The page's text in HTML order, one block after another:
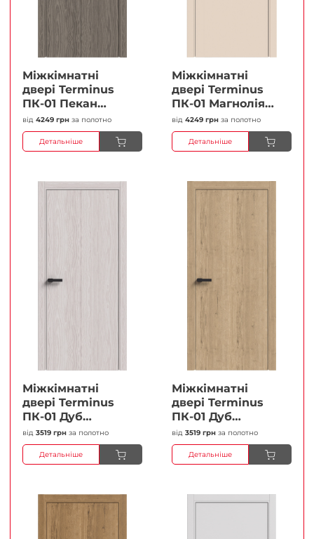
Міжкімнатні
двері Terminus
ПК-01 Пекан
Глухі Плівка
від 4249 грн за полотно
Детальніше
Міжкімнатні
двері Terminus
ПК-01 Магнолія
Глухі Плівка
від 4249 грн за полотно
Детальніше
Міжкімнатні
двері Terminus
ПК-01 Дуб
перлиний Глухі
Плівка
від 3519 грн за полотно
Детальніше
Міжкімнатні
двері Terminus
ПК-01 Дуб
класичний Глухі
Плівка
від 3519 грн за полотно
Детальніше